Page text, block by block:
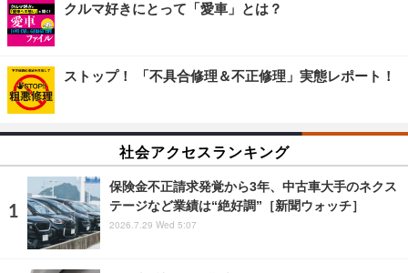
クルマ好きにとって「愛車」とは？
ストップ！ 「不具合修理＆不正修理」実態レポート！
社会アクセスランキング
保険金不正請求発覚から3年、中古車大手のネクス
テージなど業績は“絶好調”［新聞ウォッチ］
2026.7.29 Wed 5:07